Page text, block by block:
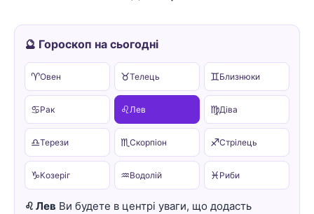
🔮 Гороскоп на сьогодні
♈Овен ♉Телець ♊Близнюки
♋Рак ♌ Лев ♍Діва
♎Терези ♏Скорпіон ♐Стрілець
♑Козеріг ♒Водолій ♓ Риби
♌ Лев Ви будете в центрі уваги, що додасть